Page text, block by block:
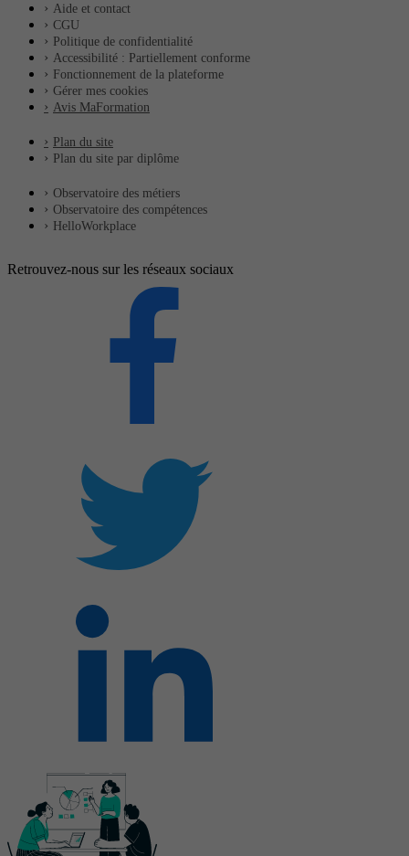
Aide et contact
CGU
Politique de confidentialité
Accessibilité : Partiellement conforme
Fonctionnement de la plateforme
Gérer mes cookies
Avis MaFormation
Plan du site
Plan du site par diplôme
Observatoire des métiers
Observatoire des compétences
HelloWorkplace
Retrouvez-nous sur les réseaux sociaux